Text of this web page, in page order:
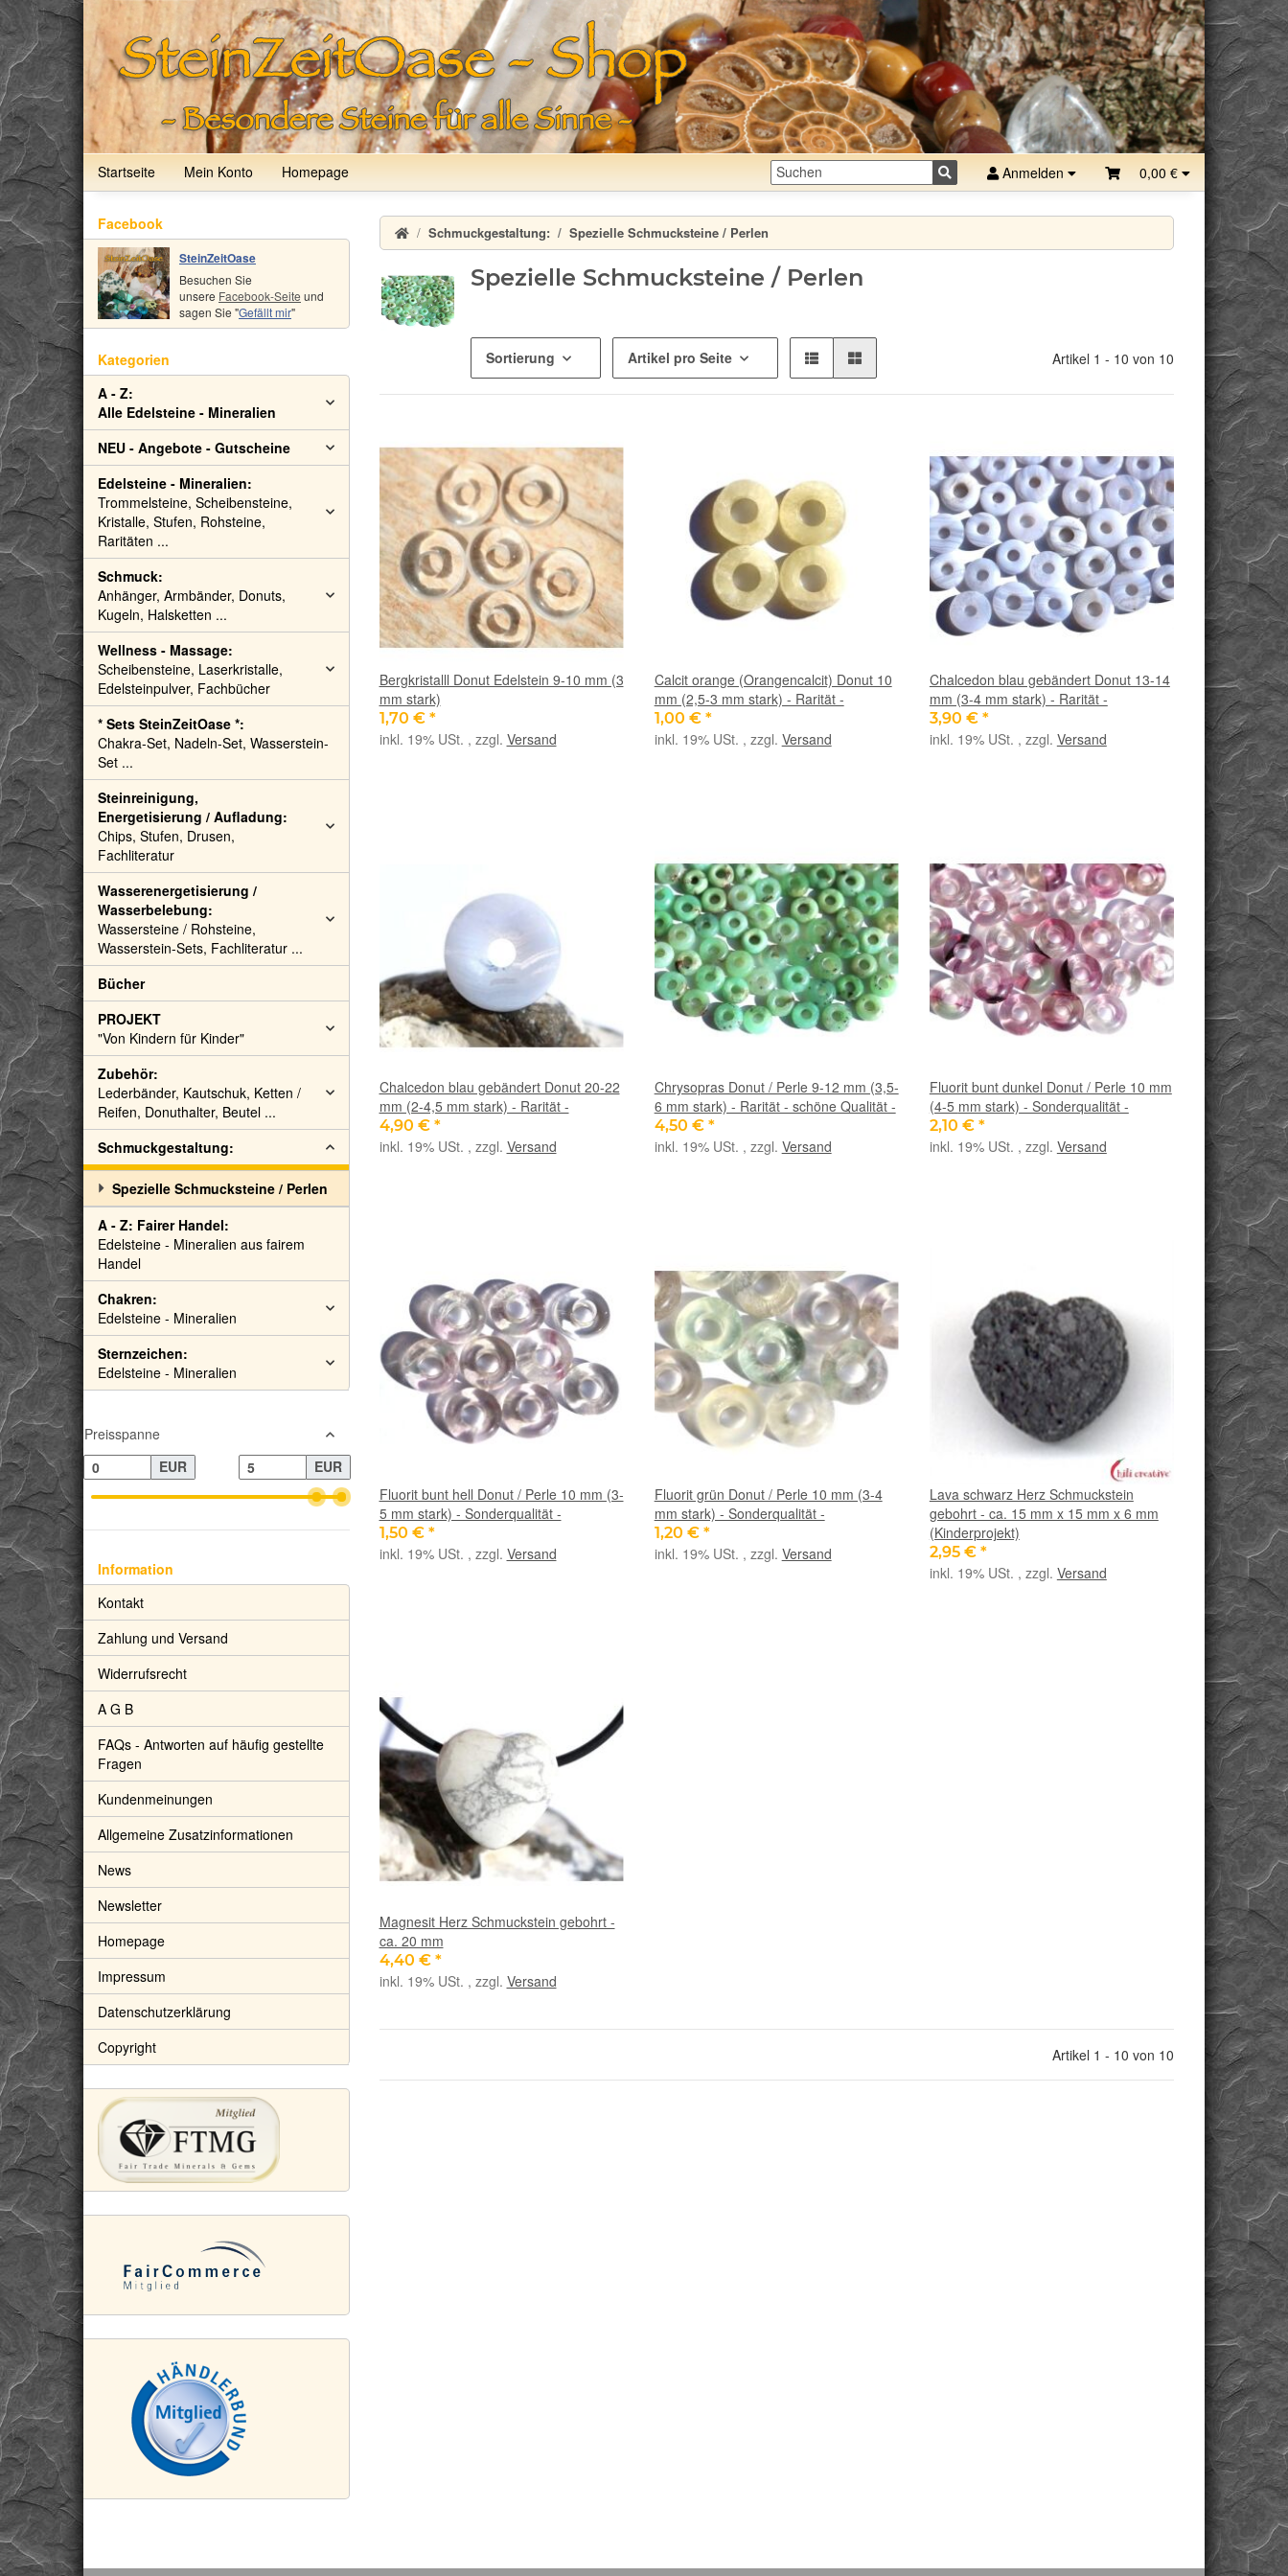
Startseite Mein Konto Homepage Anmelden 0,00 €
Schmuckgestaltung: Spezielle Schmucksteine / Perlen
Spezielle Schmucksteine / Perlen
Sortierung Artikel pro Seite Artikel 1 - 10 von 10
Bergkristalll Donut Edelstein 9-10 mm (3
mm stark)
1,70 € *
inkl. 19% USt. , zzgl. Versand
Calcit orange (Orangencalcit) Donut 10
mm (2,5-3 mm stark) - Rarität -
1,00 € *
inkl. 19% USt. , zzgl. Versand
Chalcedon blau gebändert Donut 13-14
mm (3-4 mm stark) - Rarität -
3,90 € *
inkl. 19% USt. , zzgl. Versand
Chalcedon blau gebändert Donut 20-22
mm (2-4,5 mm stark) - Rarität -
4,90 € *
inkl. 19% USt. , zzgl. Versand
Chrysopras Donut / Perle 9-12 mm (3,5-
6 mm stark) - Rarität - schöne Qualität -
4,50 € *
inkl. 19% USt. , zzgl. Versand
Fluorit bunt dunkel Donut / Perle 10 mm
(4-5 mm stark) - Sonderqualität -
2,10 € *
inkl. 19% USt. , zzgl. Versand
Fluorit bunt hell Donut / Perle 10 mm (3-
5 mm stark) - Sonderqualität -
1,50 € *
inkl. 19% USt. , zzgl. Versand
Fluorit grün Donut / Perle 10 mm (3-4
mm stark) - Sonderqualität -
1,20 € *
inkl. 19% USt. , zzgl. Versand
Lava schwarz Herz Schmuckstein
gebohrt - ca. 15 mm x 15 mm x 6 mm
(Kinderprojekt)
2,95 € *
inkl. 19% USt. , zzgl. Versand
Magnesit Herz Schmuckstein gebohrt -
ca. 20 mm
4,40 € *
inkl. 19% USt. , zzgl. Versand
Artikel 1 - 10 von 10
Facebook
SteinZeitOase
Besuchen Sie
unsere Facebook-Seite und
sagen Sie "Gefällt mir"
Kategorien
A - Z:
Alle Edelsteine - Mineralien
NEU - Angebote - Gutscheine
Edelsteine - Mineralien:
Trommelsteine, Scheibensteine,
Kristalle, Stufen, Rohsteine,
Raritäten ...
Schmuck:
Anhänger, Armbänder, Donuts,
Kugeln, Halsketten ...
Wellness - Massage:
Scheibensteine, Laserkristalle,
Edelsteinpulver, Fachbücher
* Sets SteinZeitOase *:
Chakra-Set, Nadeln-Set, Wasserstein-
Set ...
Steinreinigung,
Energetisierung / Aufladung:
Chips, Stufen, Drusen,
Fachliteratur
Wasserenergetisierung /
Wasserbelebung:
Wassersteine / Rohsteine,
Wasserstein-Sets, Fachliteratur ...
Bücher
PROJEKT
"Von Kindern für Kinder"
Zubehör:
Lederbänder, Kautschuk, Ketten /
Reifen, Donuthalter, Beutel ...
Schmuckgestaltung:
Spezielle Schmucksteine / Perlen
A - Z: Fairer Handel:
Edelsteine - Mineralien aus fairem
Handel
Chakren:
Edelsteine - Mineralien
Sternzeichen:
Edelsteine - Mineralien
Preisspanne
EUR
EUR
Information
Kontakt
Zahlung und Versand
Widerrufsrecht
A G B
FAQs - Antworten auf häufig gestellte
Fragen
Kundenmeinungen
Allgemeine Zusatzinformationen
News
Newsletter
Homepage
Impressum
Datenschutzerklärung
Copyright